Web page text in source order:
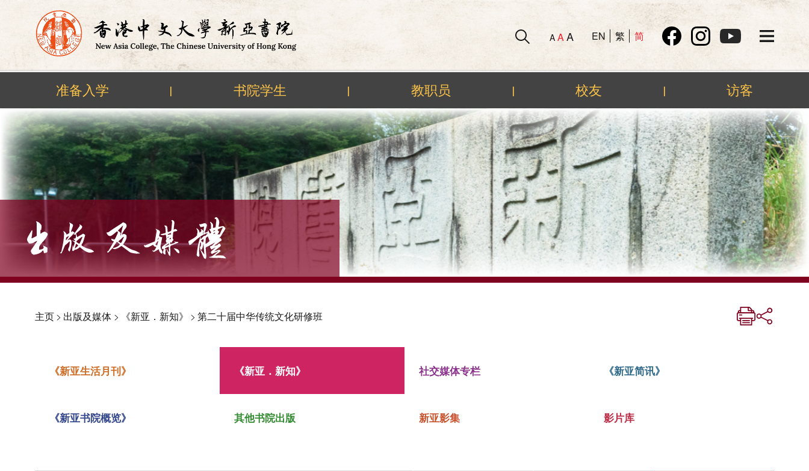
Skip
content
A AA EN 繁 简
准备入学 | 书院学生 | 教职员 | 校友 | 访客
主页> 出版及媒体 > 《新亚．新知》 > 第二十届中华传统文化研修班
《新亚生活月刊》 《新亚．新知》 社交媒体专栏 《新亚简讯》
《新亚书院概览》 其他书院出版 新亚影集 影片库